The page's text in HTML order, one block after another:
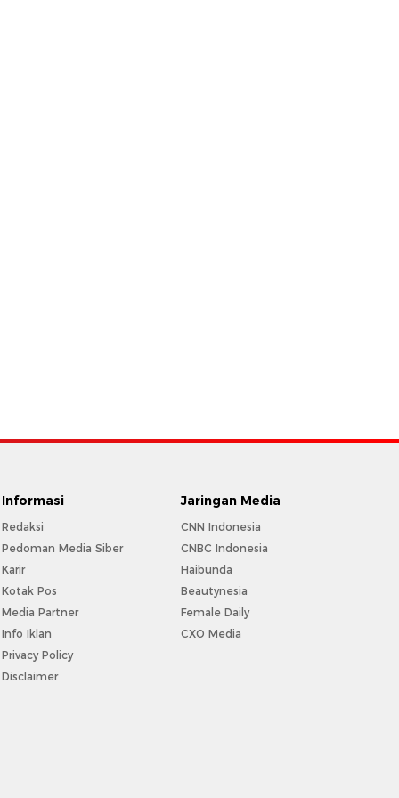
Informasi
Redaksi
Pedoman Media Siber
Karir
Kotak Pos
Media Partner
Info Iklan
Privacy Policy
Disclaimer
Jaringan Media
CNN Indonesia
CNBC Indonesia
Haibunda
Beautynesia
Female Daily
CXO Media